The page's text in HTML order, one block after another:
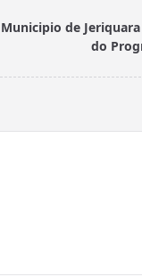
reader-
text">Page</span>
Municipio de
do